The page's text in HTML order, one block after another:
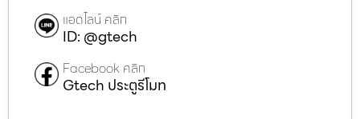
แอดไลน์ คลิก
ID: @gtech
Facebook คลิก
Gtech ประตูรีโมท